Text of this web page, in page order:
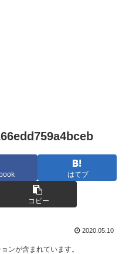
はてブ
コピー
2020.05.10
ンが含まれています。